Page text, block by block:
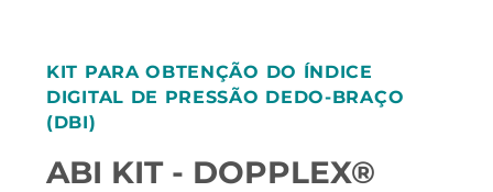
KIT PARA OBTENÇÃO DO ÍNDICE
DIGITAL DE PRESSÃO DEDO-BRAÇO
(DBI)
ABI KIT - DOPPLEX®